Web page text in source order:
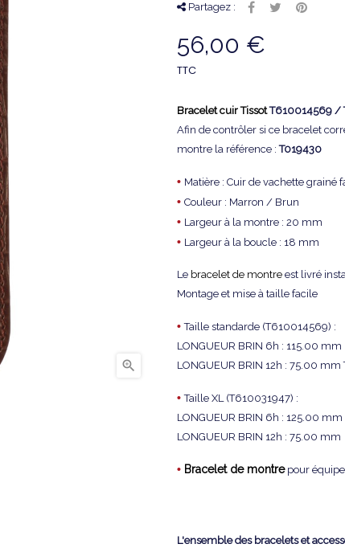

Partagez :
56,00 €
TTC
Bracelet cuir TissotT610014569 /
Afin de contrôler si ce bracelet
montre la référence :T019430
• Matière : Cuir de vachette grainé
• Couleur : Marron / Brun
• Largeur à la montre : 20 mm
• Largeur à la boucle : 18 mm
Le bracelet de montre est livré
Montage et mise à taille facile
•Taille standarde (T610014569) :
LONGUEUR BRIN 6h : 115.00 mm
LONGUEUR BRIN 12h : 75.00 mm
•Taille XL (T610031947) :
LONGUEUR BRIN 6h : 125.00 mm
LONGUEUR BRIN 12h : 75.00 mm
• Bracelet de montrepour
L'ensemble des bracelets et